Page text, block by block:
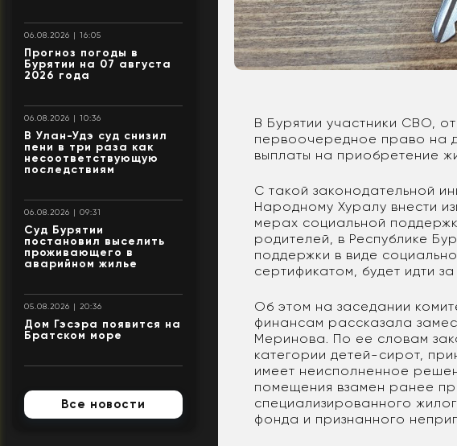
06.08.2026 | 16:05
Прогноз погоды в
Бурятии на 07 августа
2026 года
06.08.2026 | 10:36
В Улан-Удэ суд снизил
пени в три раза как
несоответствующую
последствиям
06.08.2026 | 09:31
Суд Бурятии
постановил выселить
проживающего в
аварийном жилье
05.08.2026 | 20:36
Дом Гэсэра появится на
Братском море
Все новости
В Бурятии участники СВО,
первоочередное право на
выплаты на приобретение
С такой законодательной
Народному Хуралу внести
мерах социальной
родителей, в Республике
поддержки в виде
сертификатом, будет идти
Об этом на заседании
финансам рассказала
Меринова. По ее словам
категории детей-сирот,
имеет неисполненное
помещения взамен ранее
специализированного
фонда и признанного